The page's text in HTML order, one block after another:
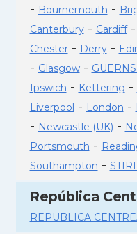
- Bournemouth -
Canterbury- Cardiff-
Chester- Derry-
- Glasgow-
Ipswich - Kettering -
Liverpool - London -
- Newcastle (UK) -
Portsmouth -
Southampton -
República
REPUBLICA